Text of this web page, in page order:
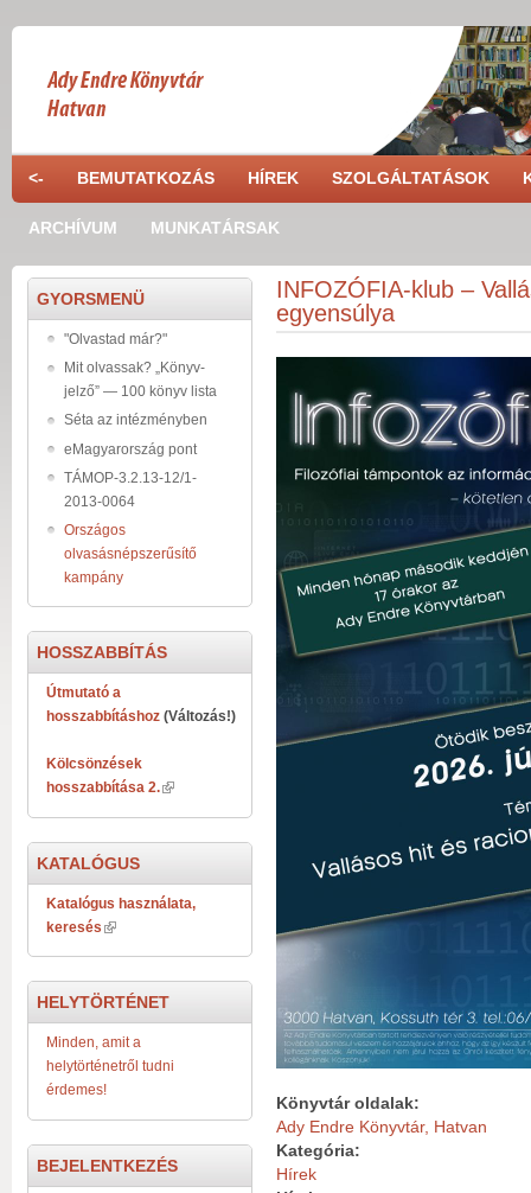
<- BEMUTATKOZÁS HÍREK SZOLGÁLTATÁSOK
ARCHÍVUM MUNKATÁRSAK
INFOZÓFIA-klub –
egyensúlya
Könyvtár oldalak:
Ady Endre Könyvtár, Hatvan
Kategória:
Hírek
GYORSMENÜ
"Olvastad már?"
Mit olvassak? „Könyv-
jelző” — 100 könyv lista
Séta az intézményben
eMagyarország pont
TÁMOP-3.2.13-12/1-
2013-0064
Országos
olvasásnépszerűsítő
kampány
HOSSZABBÍTÁS
Útmutató a
hosszabbításhoz (Változás!)
Kölcsönzések
hosszabbítása 2.
KATALÓGUS
Katalógus használata,
keresés
HELYTÖRTÉNET
Minden, amit a
helytörténetről tudni
érdemes!
BEJELENTKEZÉS